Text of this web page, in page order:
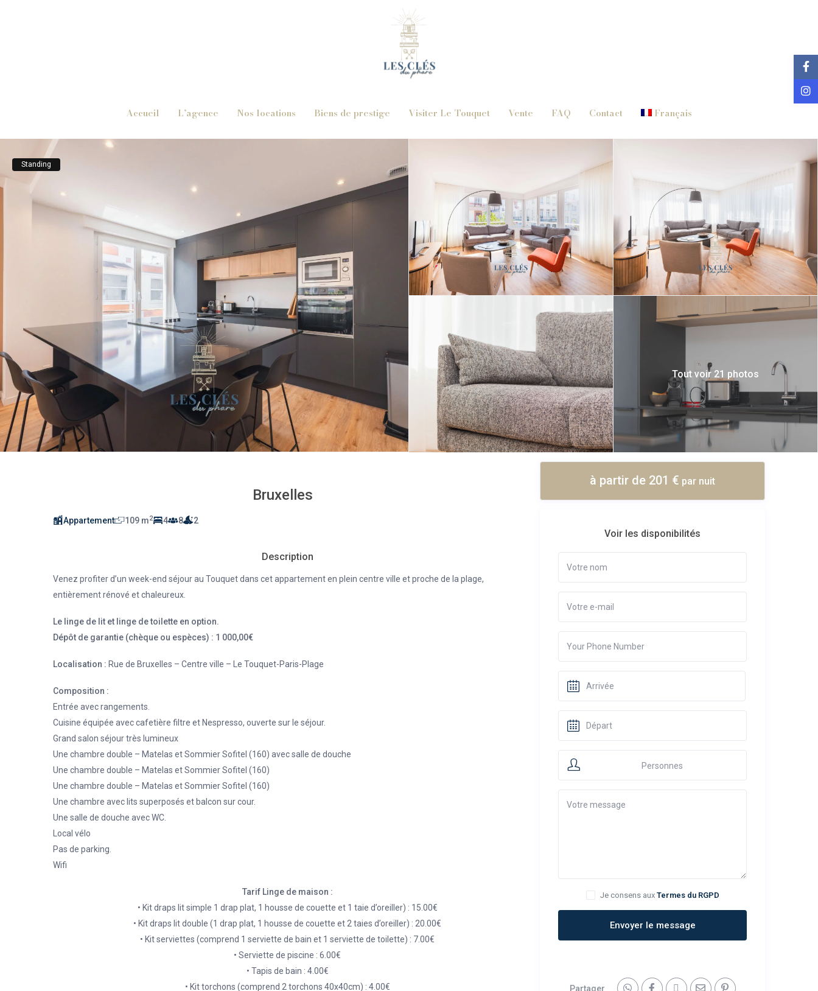
Accueil L’agence Nos locations Biens de prestige Visiter Le Touquet Vente FAQ Contact Français
Standing
Tout voir 21 photos
Bruxelles
Appartement 109 m2 4 8 2
Description
Venez profiter d’un week-end séjour au Touquet dans cet appartement en plein centre ville et proche de la plage,
entièrement rénové et chaleureux.
Le linge de lit et linge de toilette en option.
Dépôt de garantie (chèque ou espèces) : 1 000,00€
Localisation : Rue de Bruxelles – Centre ville – Le Touquet-Paris-Plage
Composition :
Entrée avec rangements.
Cuisine équipée avec cafetière filtre et Nespresso, ouverte sur le séjour.
Grand salon séjour très lumineux
Une chambre double – Matelas et Sommier Sofitel (160) avec salle de douche
Une chambre double – Matelas et Sommier Sofitel (160)
Une chambre double – Matelas et Sommier Sofitel (160)
Une chambre avec lits superposés et balcon sur cour.
Une salle de douche avec WC.
Local vélo
Pas de parking.
Wifi
Tarif Linge de maison :
• Kit draps lit simple 1 drap plat, 1 housse de couette et 1 taie d’oreiller) : 15.00€
• Kit draps lit double (1 drap plat, 1 housse de couette et 2 taies d’oreiller) : 20.00€
• Kit serviettes (comprend 1 serviette de bain et 1 serviette de toilette) : 7.00€
• Serviette de piscine : 6.00€
• Tapis de bain : 4.00€
• Kit torchons (comprend 2 torchons 40x40cm) : 4.00€
à partir de 201 € par nuit
Voir les disponibilités
Personnes
Je consens aux Termes du RGPD
Envoyer le message
Partager